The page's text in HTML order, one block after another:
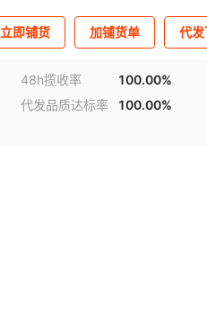
库存 9997件
库存9994
库存9998件
立即铺货 加铺货单 代
48h揽收率
100.00%
代发品质达标率
100.00%